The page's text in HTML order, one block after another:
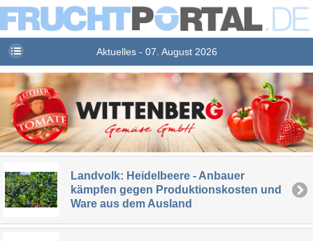
Aktuelles - 07. August 2026
Landvolk: Heidelbeere - Anbauer
kämpfen gegen Produktionskosten und
Ware aus dem Ausland